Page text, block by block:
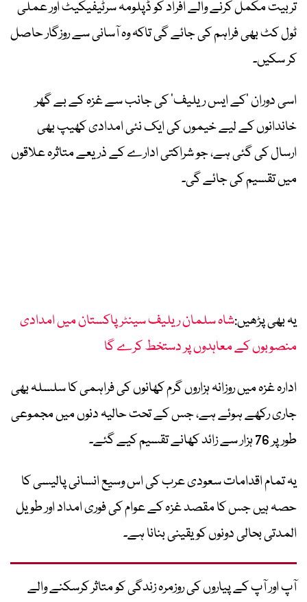
تربیت مکمل کرنے والے افراد کو ڈپلومہ سرٹیفیکیٹ اور عملی
ٹول کٹ بھی فراہم کی جائے گی تاکہ وہ آسانی سے روزگار حاصل
کر سکیں۔
اسی دوران ’کے ایس ریلیف‘ کی جانب سے غزہ کے بے گھر
خاندانوں کے لیے خیموں کی ایک نئی امدادی کھیپ بھی
ارسال کی گئی ہے، جو شراکتی ادارے کے ذریعے متاثرہ علاقوں
میں تقسیم کی جائے گی۔
یہ بھی پڑھیں:شاہ سلمان ریلیف سینٹر پاکستان میں امدادی
منصوبوں کے معاہدوں پر دستخط کرے گا
ادارہ غزہ میں روزانہ ہزاروں گرم کھانوں کی فراہمی کا سلسلہ بھی
جاری رکھے ہوئے ہے، جس کے تحت حالیہ دنوں میں مجموعی
طور پر 76 ہزار سے زائد کھانے تقسیم کیے گئے۔
یہ تمام اقدامات سعودی عرب کی اس وسیع انسانی پالیسی کا
حصہ ہیں جس کا مقصد غزہ کے عوام کی فوری امداد اور طویل
المدتی بحالی دونوں کو یقینی بنانا ہے۔
آپ اور آپ کے پیاروں کی روزمرہ زندگی کو متاثر کرسکنے والے